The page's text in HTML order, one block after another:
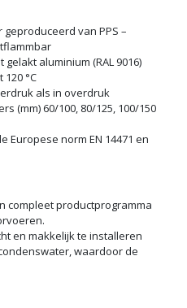
van PPS –
aluminium (RAL 9016)
°C
als in overdruk
(mm) 60/100, 80/125, 100/150
Europese norm EN 14471 en
compleet productprogramma
en makkelijk te installeren
waardoor de